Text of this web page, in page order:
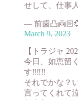
せして、仕事
— 前歯凸
March 9, 2023
【トラジャ
今日、如恵留
す‼️‼️‼️
それでかな？
言ってくれて